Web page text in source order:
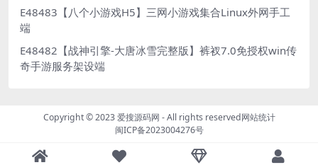
E48483【八个小游戏H5】三网小游戏集合Linux外网手工
端
E48482【战神引擎-大唐冰雪完整版】裤衩7.0免授权win传
奇手游服务架设端
Copyright © 2023爱搜源码网 - All rights reserved网站统计
闽ICP备2023004276号